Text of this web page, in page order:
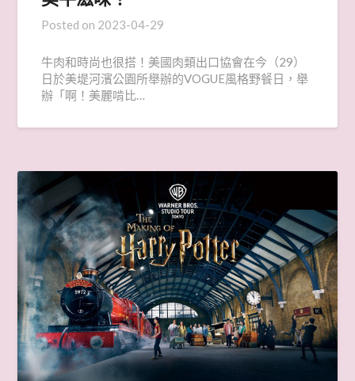
Posted on 2023-04-29
牛肉和時尚也很搭！美國肉類出口協會在今（29）
日於美堤河濱公園所舉辦的VOGUE風格野餐日，舉
辦「啊！美麗啃比…